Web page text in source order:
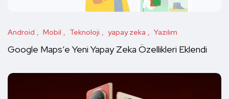
Android Mobil Teknoloji yapay zeka Yazılım
Google Maps’e Yeni Yapay Zeka Özellikleri Eklendi